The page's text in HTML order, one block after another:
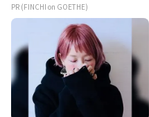
PR (FINCHI on GOETHE)